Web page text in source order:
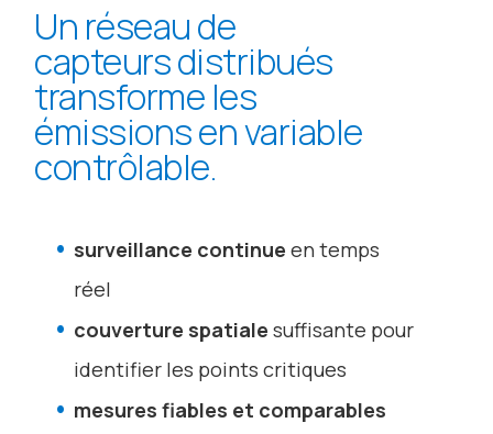
Un réseau de
capteurs distribués
transforme les
émissions en variable
contrôlable.
surveillance continue en temps
réel
couverture spatiale suffisante pour
identifier les points critiques
mesures fiables et comparables